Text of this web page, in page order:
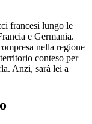
francesi lungo le
e Germania.
nella regione
conteso per
Anzi, sarà lei a